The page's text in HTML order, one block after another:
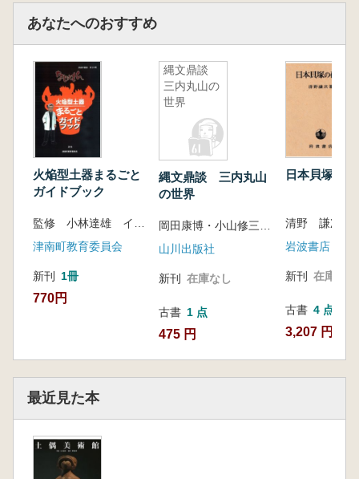
あなたへのおすすめ
火焔型土器まるごと
ガイドブック
津南町教育委員会
新刊 1冊
770円
縄文鼎談
三内丸山の
世界
縄文鼎談 三内丸山
の世界
山川出版社
新刊 在庫なし
古書 1 点
475 円
日本貝塚の
清野 謙次 著
岩波書店
新刊 在庫なし
古書 4 点
3,207 円~
最近見た本